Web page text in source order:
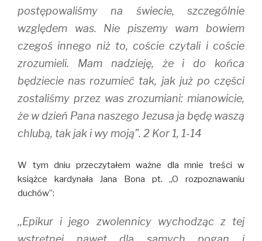
postępowaliśmy na świecie, szczególnie
względem was. Nie piszemy wam bowiem
czegoś innego niż to, coście czytali i coście
zrozumieli. Mam nadzieję, że i do końca
będziecie nas rozumieć tak, jak już po części
zostaliśmy przez was zrozumiani: mianowicie,
że w dzień Pana naszego Jezusa ja będę waszą
chlubą, tak jak i wy moją”. 2 Kor 1, 1-14
W tym dniu przeczytałem ważne dla mnie treści w
książce kardynała Jana Bona pt. ,,O rozpoznawaniu
duchów”:
,,Epikur i jego zwolennicy wychodząc z tej